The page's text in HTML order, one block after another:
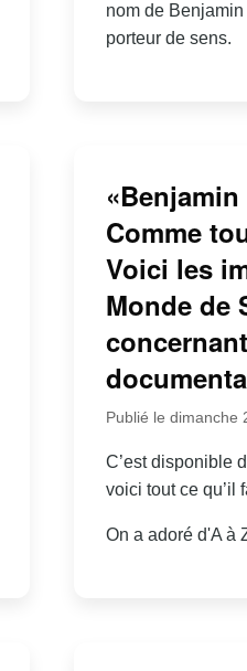
nom de
porteur de sens.
Comme
Voici les
Monde de
Publié le dimanche
C’est disponible
voici tout ce qu’il
On a adoré d'A à